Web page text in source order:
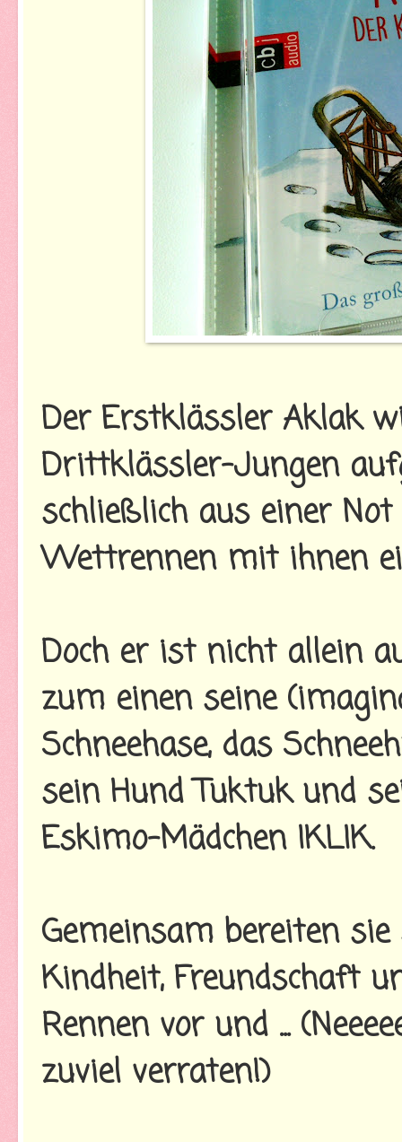
Der Erstklässler Aklak
Drittklässler-Jungen
schließlich aus einer
Wettrennen mit ihnen
Doch er ist nicht allein
zum einen seine
Schneehase, das
sein Hund Tuktuk und
Eskimo-Mädchen IKLIK.
Gemeinsam bereiten
Kindheit, Freundschaft
Rennen vor und ...
zuviel verraten!)